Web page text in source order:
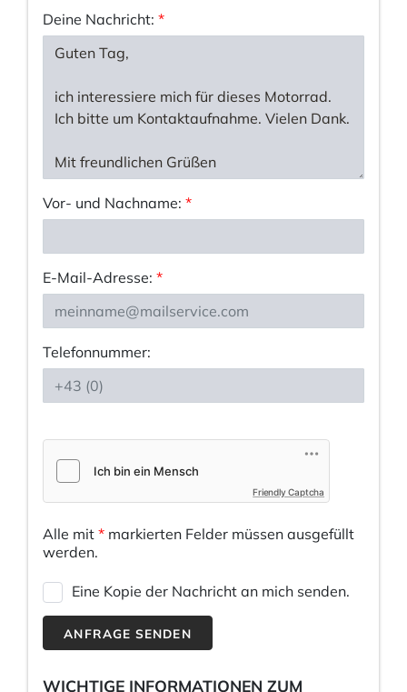
Deine Nachricht: *
Vor- und Nachname: *
E-Mail-Adresse: *
Telefonnummer:
Friendly Captcha
Alle mit * markierten Felder müssen ausgefüllt
werden.
Eine Kopie der Nachricht an mich senden.
ANFRAGE SENDEN
WICHTIGE INFORMATIONEN ZUM